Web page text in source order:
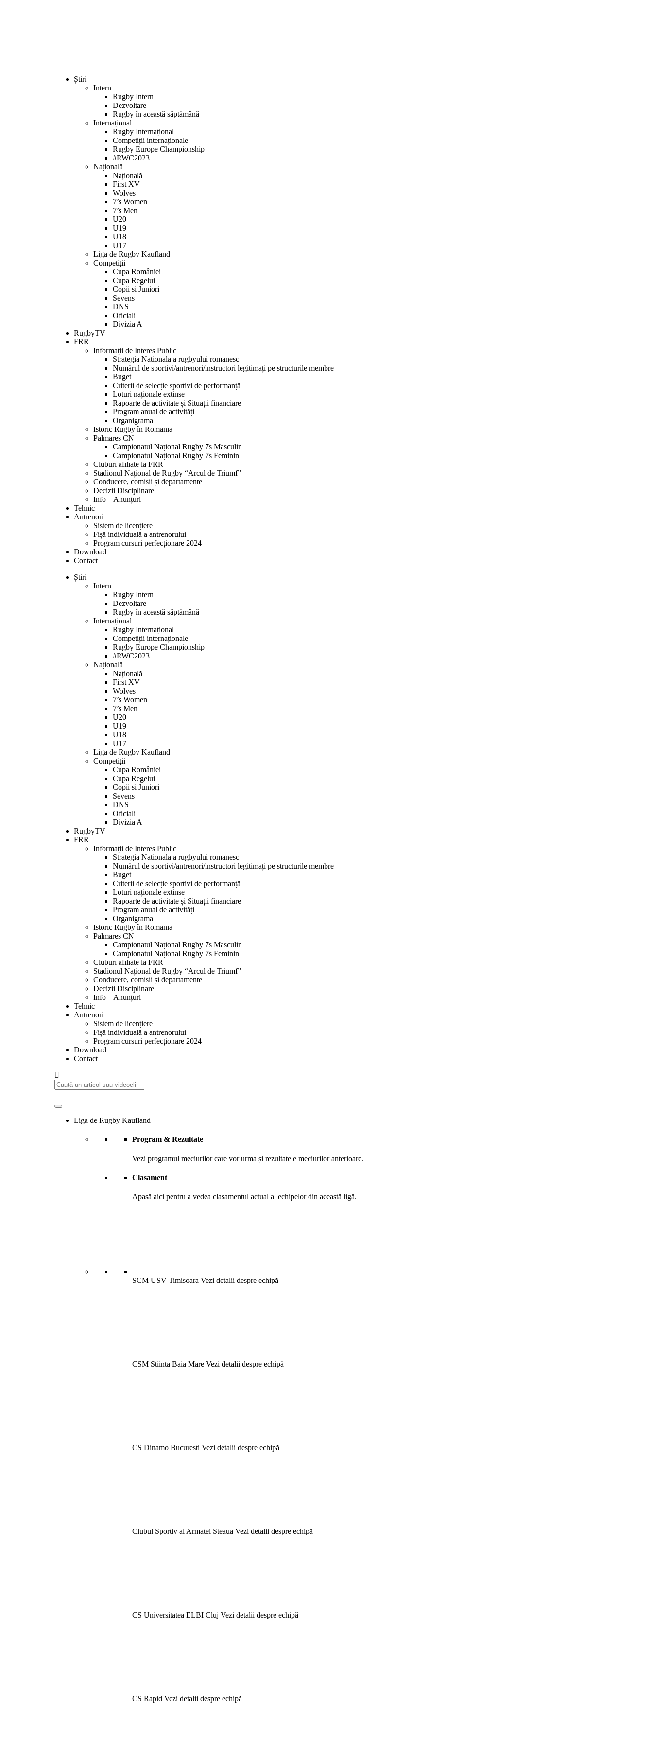
Știri
Intern
Rugby Intern
Dezvoltare
Rugby în această săptămână
Internațional
Rugby Internațional
Competiții internaționale
Rugby Europe Championship
#RWC2023
Națională
Națională
First XV
Wolves
7’s Women
7’s Men
U20
U19
U18
U17
Liga de Rugby Kaufland
Competiții
Cupa României
Cupa Regelui
Copii si Juniori
Sevens
DNS
Oficiali
Divizia A
RugbyTV
FRR
Informații de Interes Public
Strategia Nationala a rugbyului romanesc
Numărul de sportivi/antrenori/instructori legitimați pe structurile membre
Buget
Criterii de selecție sportivi de performanță
Loturi naționale extinse
Rapoarte de activitate și Situații financiare
Program anual de activități
Organigrama
Istoric Rugby în Romania
Palmares CN
Campionatul Național Rugby 7s Masculin
Campionatul Național Rugby 7s Feminin
Cluburi afiliate la FRR
Stadionul Național de Rugby “Arcul de Triumf”
Conducere, comisii și departamente
Decizii Disciplinare
Info – Anunțuri
Tehnic
Antrenori
Sistem de licențiere
Fișă individuală a antrenorului
Program cursuri perfecționare 2024
Download
Contact
Știri
Intern
Rugby Intern
Dezvoltare
Rugby în această săptămână
Internațional
Rugby Internațional
Competiții internaționale
Rugby Europe Championship
#RWC2023
Națională
Națională
First XV
Wolves
7’s Women
7’s Men
U20
U19
U18
U17
Liga de Rugby Kaufland
Competiții
Cupa României
Cupa Regelui
Copii si Juniori
Sevens
DNS
Oficiali
Divizia A
RugbyTV
FRR
Informații de Interes Public
Strategia Nationala a rugbyului romanesc
Numărul de sportivi/antrenori/instructori legitimați pe structurile membre
Buget
Criterii de selecție sportivi de performanță
Loturi naționale extinse
Rapoarte de activitate și Situații financiare
Program anual de activități
Organigrama
Istoric Rugby în Romania
Palmares CN
Campionatul Național Rugby 7s Masculin
Campionatul Național Rugby 7s Feminin
Cluburi afiliate la FRR
Stadionul Național de Rugby “Arcul de Triumf”
Conducere, comisii și departamente
Decizii Disciplinare
Info – Anunțuri
Tehnic
Antrenori
Sistem de licențiere
Fișă individuală a antrenorului
Program cursuri perfecționare 2024
Download
Contact
Liga de Rugby Kaufland
Program & Rezultate
Vezi programul meciurilor care vor urma și rezultatele meciurilor anterioare.
Clasament
Apasă aici pentru a vedea clasamentul actual al echipelor din această ligă.
SCM USV Timisoara Vezi detalii despre echipă
CSM Stiinta Baia Mare Vezi detalii despre echipă
CS Dinamo Bucuresti Vezi detalii despre echipă
Clubul Sportiv al Armatei Steaua Vezi detalii despre echipă
CS Universitatea ELBI Cluj Vezi detalii despre echipă
CS Rapid Vezi detalii despre echipă